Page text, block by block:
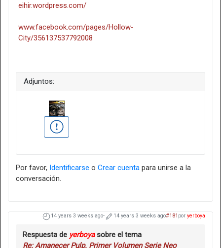
eihir.wordpress.com/
www.facebook.com/pages/Hollow-
City/356137537792008
Adjuntos:
Por favor, Identificarse o Crear cuenta para unirse a la
conversación.
14 years 3 weeks ago- 14 years 3 weeks ago#181 por yerboya
Respuesta de yerboyasobre el tema
Re: Amanecer Pulp. Primer Volumen Serie Neo